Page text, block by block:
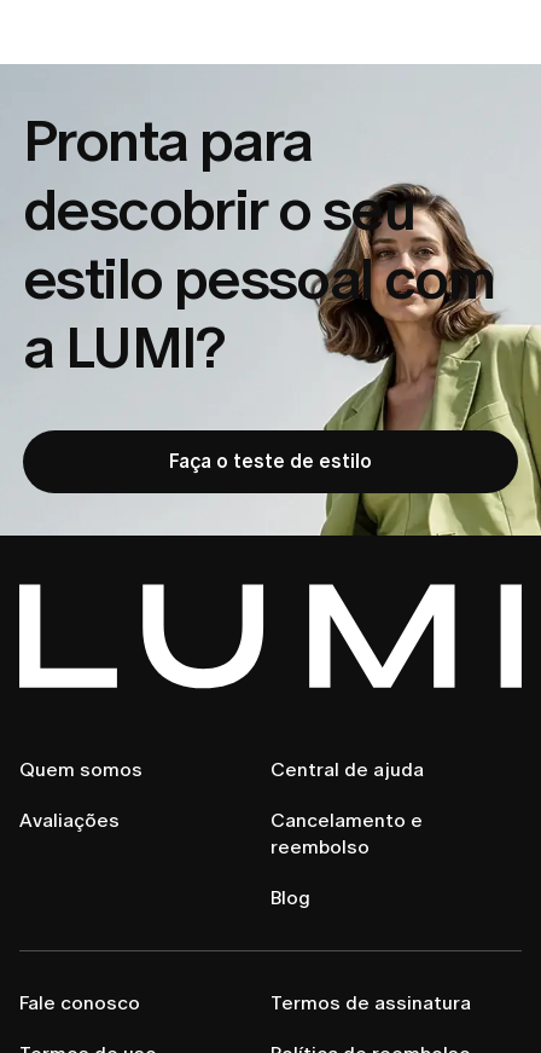
Pronta para
descobrir o seu
estilo pessoal com
a LUMI?
Faça o teste de estilo
Quem somos
Avaliações
Central de ajuda
Cancelamento e
reembolso
Blog
Fale conosco Termos de assinatura